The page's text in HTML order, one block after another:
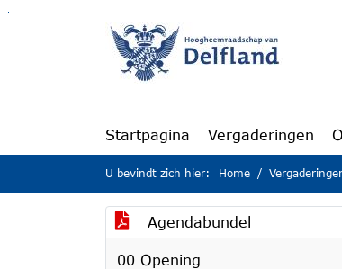
Ga naar de inhoud van deze pagina
Ga naar het zoeken
Ga naar het menu
Startpagina Vergaderingen
U bevindt zich hier: Home
Agendabundel
00 Opening